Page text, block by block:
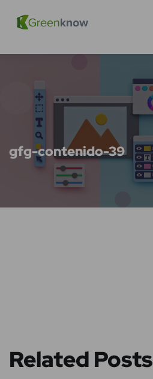
gfg-contenido-39
Related Posts